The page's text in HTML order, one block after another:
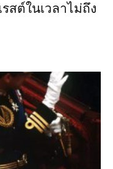
สต์ในเวลาไม่ถึง